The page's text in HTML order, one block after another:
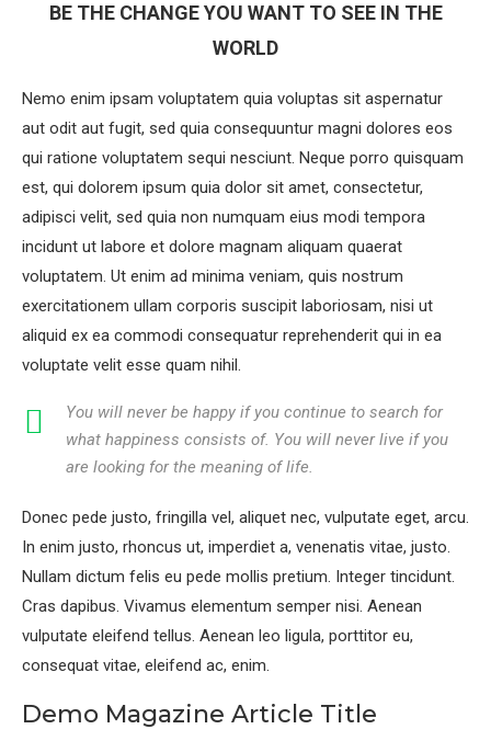
BE THE CHANGE YOU WANT TO SEE IN THE
WORLD
Nemo enim ipsam voluptatem quia voluptas sit aspernatur
aut odit aut fugit, sed quia consequuntur magni dolores eos
qui ratione voluptatem sequi nesciunt. Neque porro quisquam
est, qui dolorem ipsum quia dolor sit amet, consectetur,
adipisci velit, sed quia non numquam eius modi tempora
incidunt ut labore et dolore magnam aliquam quaerat
voluptatem. Ut enim ad minima veniam, quis nostrum
exercitationem ullam corporis suscipit laboriosam, nisi ut
aliquid ex ea commodi consequatur reprehenderit qui in ea
voluptate velit esse quam nihil.
You will never be happy if you continue to search for
what happiness consists of. You will never live if you
are looking for the meaning of life.
Donec pede justo, fringilla vel, aliquet nec, vulputate eget, arcu.
In enim justo, rhoncus ut, imperdiet a, venenatis vitae, justo.
Nullam dictum felis eu pede mollis pretium. Integer tincidunt.
Cras dapibus. Vivamus elementum semper nisi. Aenean
vulputate eleifend tellus. Aenean leo ligula, porttitor eu,
consequat vitae, eleifend ac, enim.
Demo Magazine Article Title